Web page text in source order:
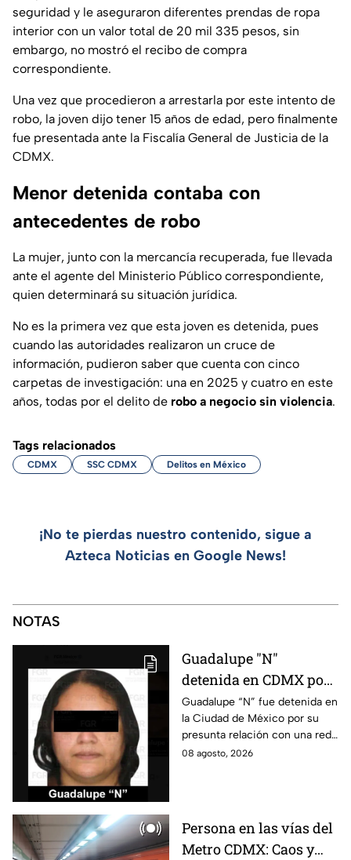
seguridad y le aseguraron diferentes prendas de ropa
interior con un valor total de 20 mil 335 pesos, sin
embargo, no mostró el recibo de compra
correspondiente.
Una vez que procedieron a arrestarla por este intento de
robo, la joven dijo tener 15 años de edad, pero finalmente
fue presentada ante la Fiscalía General de Justicia de la
CDMX.
Menor detenida contaba con
antecedentes de robo
La mujer, junto con la mercancía recuperada, fue llevada
ante el agente del Ministerio Público correspondiente,
quien determinará su situación jurídica.
No es la primera vez que esta joven es detenida, pues
cuando las autoridades realizaron un cruce de
información, pudieron saber que cuenta con cinco
carpetas de investigación: una en 2025 y cuatro en este
años, todas por el delito de robo a negocio sin violencia.
Tags relacionados
CDMX SSC CDMX Delitos en México
¡No te pierdas nuestro contenido, sigue a
Azteca Noticias en Google News!
NOTAS
Guadalupe "N"
detenida en CDMX por
presunta relación con
red de contrabando de
hidrocarburos
Guadalupe “N” fue detenida en
la Ciudad de México por su
presunta relación con una red
de contrabando de
08 agosto, 2026
Persona en las vías del
Metro CDMX: Caos y